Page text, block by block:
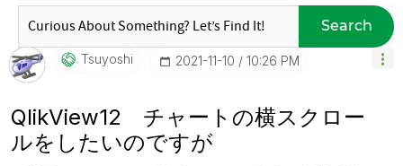
Search
Tsuyoshi ‎2021-11-10 10:26 PM
QlikView12 チャートの横スクロー
ルをしたいのですが